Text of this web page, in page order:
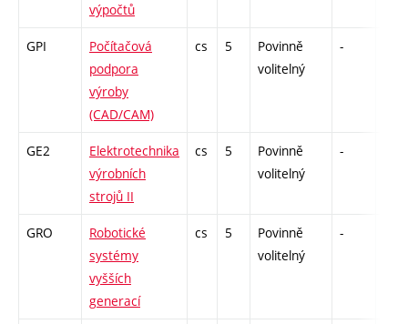
výpočtů
GPI
Počítačová
podpora
výroby
(CAD/CAM)
cs 5
Povinně
volitelný
-
GE2
Elektrotechnika
výrobních
strojů II
cs 5
Povinně
volitelný
-
GRO
Robotické
systémy
vyšších
generací
cs 5
Povinně
volitelný
-